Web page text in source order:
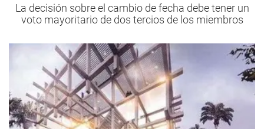
La decisión sobre el cambio de fecha debe tener un
voto mayoritario de dos tercios de los miembros